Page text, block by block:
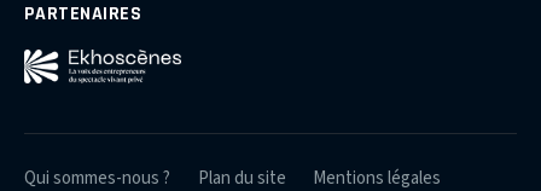
PARTENAIRES
Qui sommes-nous ? Plan du site Mentions légales